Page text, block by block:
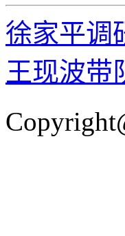
徐家平调
王现波带